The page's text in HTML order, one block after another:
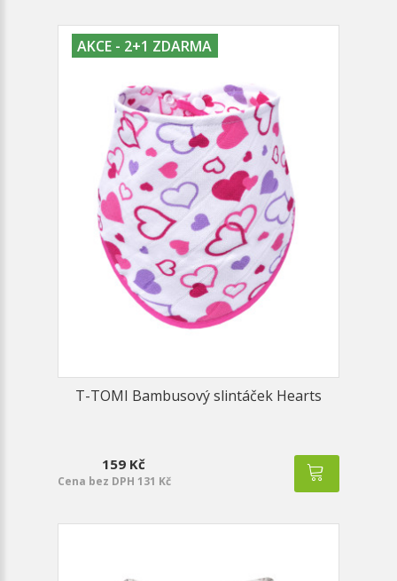
AKCE - 2+1 ZDARMA
T-TOMI Bambusový slintáček Hearts
159 Kč
Cena bez DPH 131 Kč